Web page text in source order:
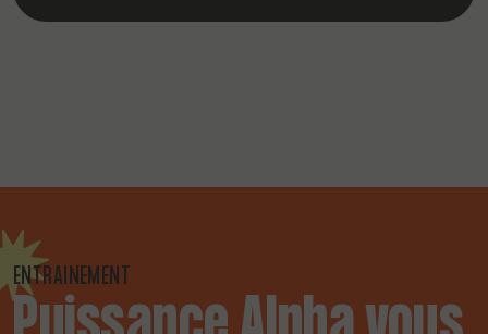
ENTRAINEMENT